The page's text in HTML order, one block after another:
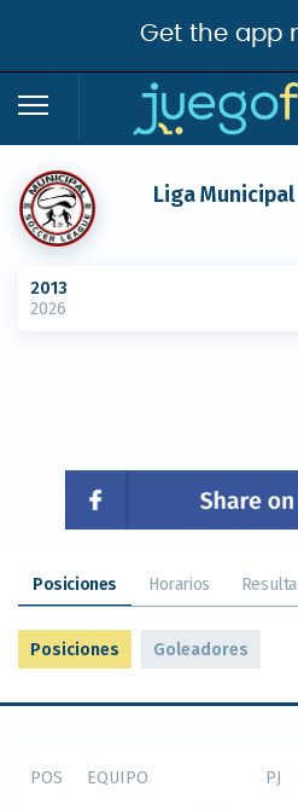
Get the app
Liga
2013
2026
Posiciones Horarios
Posiciones Goleadores
POS EQUIPO PJ